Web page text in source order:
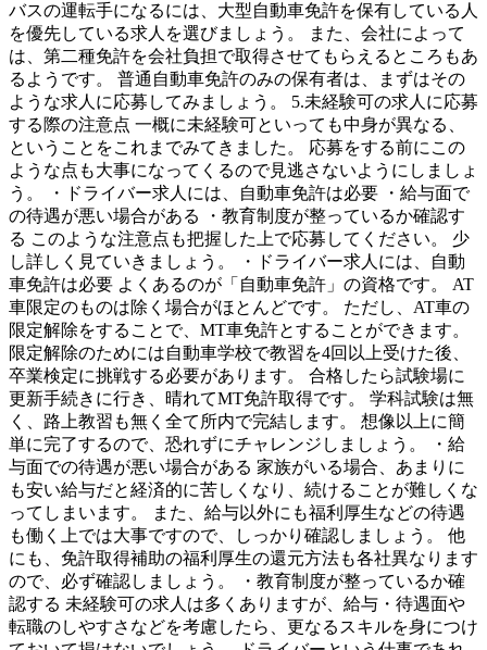
バスの運転手になるには、大型自動車免許を保有している人
を優先している求人を選びましょう。 また、会社によって
は、第二種免許を会社負担で取得させてもらえるところもあ
るようです。 普通自動車免許のみの保有者は、まずはその
ような求人に応募してみましょう。 5.未経験可の求人に応募
する際の注意点 一概に未経験可といっても中身が異なる、
ということをこれまでみてきました。 応募をする前にこの
ような点も大事になってくるので見逃さないようにしましょ
う。 ・ドライバー求人には、自動車免許は必要 ・給与面で
の待遇が悪い場合がある ・教育制度が整っているか確認す
る このような注意点も把握した上で応募してください。 少
し詳しく見ていきましょう。 ・ドライバー求人には、自動
車免許は必要 よくあるのが「自動車免許」の資格です。 AT
車限定のものは除く場合がほとんどです。 ただし、AT車の
限定解除をすることで、MT車免許とすることができます。
限定解除のためには自動車学校で教習を4回以上受けた後、
卒業検定に挑戦する必要があります。 合格したら試験場に
更新手続きに行き、晴れてMT免許取得です。 学科試験は無
く、路上教習も無く全て所内で完結します。 想像以上に簡
単に完了するので、恐れずにチャレンジしましょう。 ・給
与面での待遇が悪い場合がある 家族がいる場合、あまりに
も安い給与だと経済的に苦しくなり、続けることが難しくな
ってしまいます。 また、給与以外にも福利厚生などの待遇
も働く上では大事ですので、しっかり確認しましょう。 他
にも、免許取得補助の福利厚生の還元方法も各社異なります
ので、必ず確認しましょう。 ・教育制度が整っているか確
認する 未経験可の求人は多くありますが、給与・待遇面や
転職のしやすさなどを考慮したら、更なるスキルを身につけ